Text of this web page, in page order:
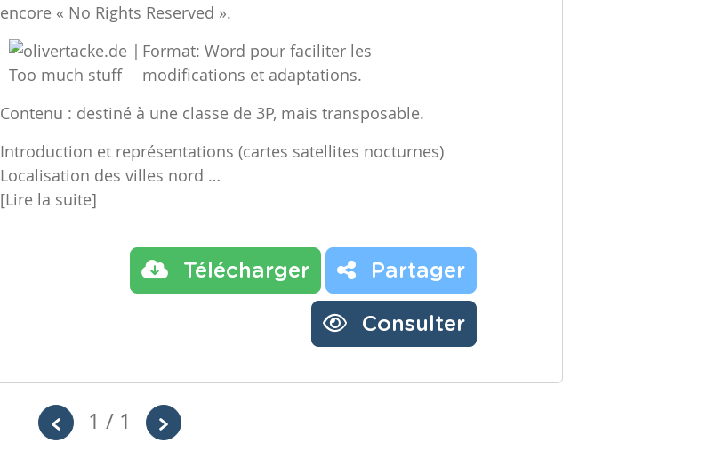
encore « No Rights Reserved ».
Format: Word pour faciliter les
modifications et adaptations.
Contenu : destiné à une classe de 3P, mais transposable.
Introduction et représentations (cartes satellites nocturnes)
Localisation des villes nord …
[Lire la suite]
Télécharger Partager
Consulter
1 / 1